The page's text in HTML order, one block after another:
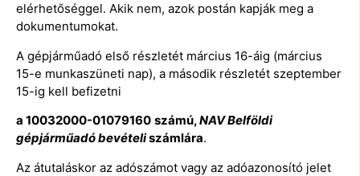
elérhetőséggel. Akik nem, azok postán kapják meg a
dokumentumokat.
A gépjárműadó első részletét március 16-áig (március
15-e munkaszüneti nap), a második részletét szeptember
15-ig kell befizetni
a 10032000-01079160 számú,NAV Belföldi
gépjárműadó bevételiszámlára.
Az átutaláskor az adószámot vagy az adóazonosító jelet